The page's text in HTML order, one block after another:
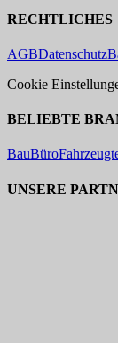
RECHTLICHES
AGBDatenschutz
Cookie
BELIEBTE
BauBüro
UNSERE